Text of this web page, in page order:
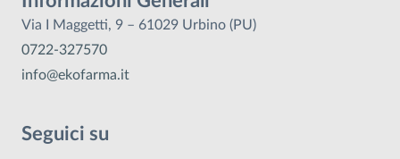
Via I Maggetti, 9 – 61029 Urbino (PU)
0722-327570
info@ekofarma.it
Seguici su